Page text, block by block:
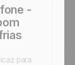
-
para